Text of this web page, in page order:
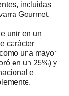
incluidas
Gourmet.
unir en un
carácter
una mayor
en un 25%) y
e